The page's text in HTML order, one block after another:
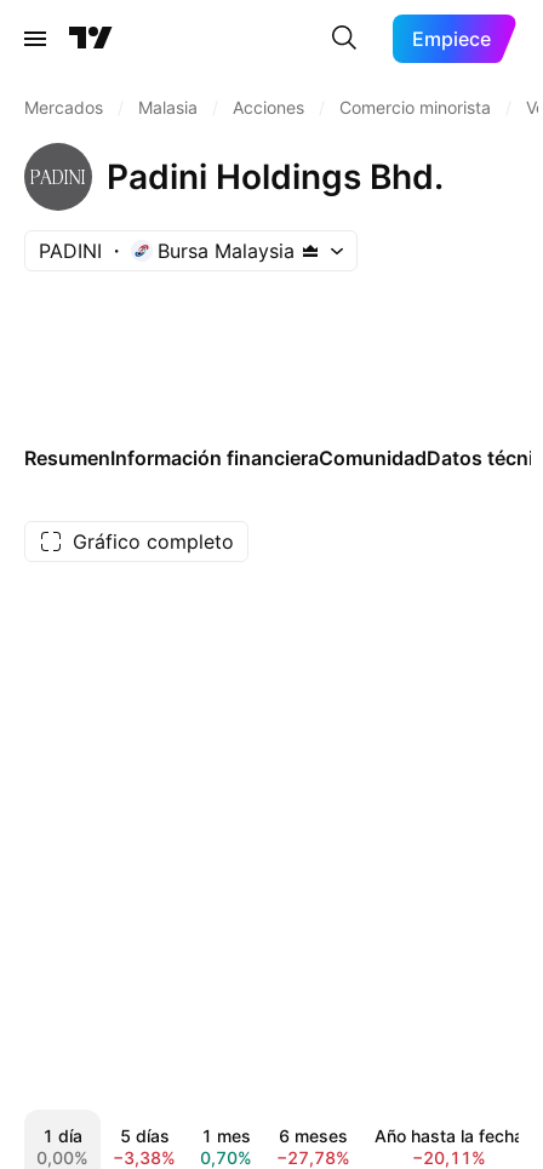
Empiece
Mercados Malasia Acciones Comercio minorista
Padini Holdings Bhd.
PADINI Bursa Malaysia
ResumenInformación financieraComunidadDatos
Gráfico completo
1 día
0,00%
5 días
−3,38%
1 mes
0,70%
6 meses
−27,78%
Año hasta la fecha
−20,11%